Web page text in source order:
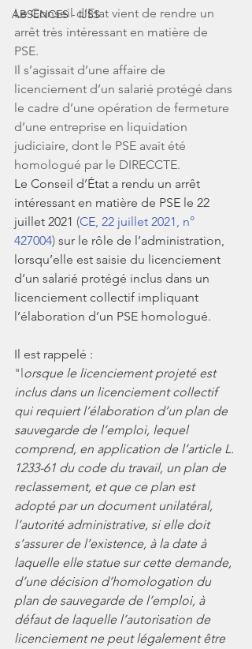
ABSENCES - IJSS
Le Conseil d’Etat vient de rendre un
arrêt très intéressant en matière de
PSE.
Il s’agissait d’une affaire de
licenciement d’un salarié protégé dans
le cadre d’une opération de fermeture
d’une entreprise en liquidation
judiciaire, dont le PSE avait été
homologué par le DIRECCTE.
Le Conseil d’État a rendu un arrêt
intéressant en matière de PSE le 22
juillet 2021 (CE, 22 juillet 2021, n°
427004) sur le rôle de l’administration,
lorsqu’elle est saisie du licenciement
d’un salarié protégé inclus dans un
licenciement collectif impliquant
l’élaboration d’un PSE homologué.
Il est rappelé :
"l orsque le licenciement projeté est
inclus dans un licenciement collectif
qui requiert l’élaboration d’un plan de
sauvegarde de l’emploi, lequel
comprend, en application de l’article L.
1233-61 du code du travail, un plan de
reclassement, et que ce plan est
adopté par un document unilatéral,
l’autorité administrative, si elle doit
s’assurer de l’existence, à la date à
laquelle elle statue sur cette demande,
d’une décision d’homologation du
plan de sauvegarde de l’emploi, à
défaut de laquelle l’autorisation de
licenciement ne peut légalement être